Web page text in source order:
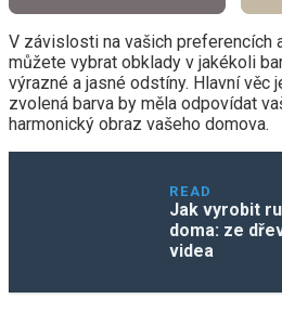
V závislosti na vašich preferencích
můžete vybrat obklady v jakékoli
výrazné a jasné odstíny. Hlavní věc
zvolená barva by měla odpovídat
harmonický obraz vašeho domova.
READ
Jak vyrobit
doma: ze
videa